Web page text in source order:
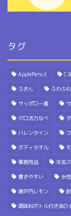
タグ
ApplePencil C
ふきん ふわふ
サッポロ一番
ゼロ活力なべ
バレンタイン
ボディタオル
事務用品 冷気
書きやすい 水
瀬戸内レモン
調味料ボトル付き油ひ